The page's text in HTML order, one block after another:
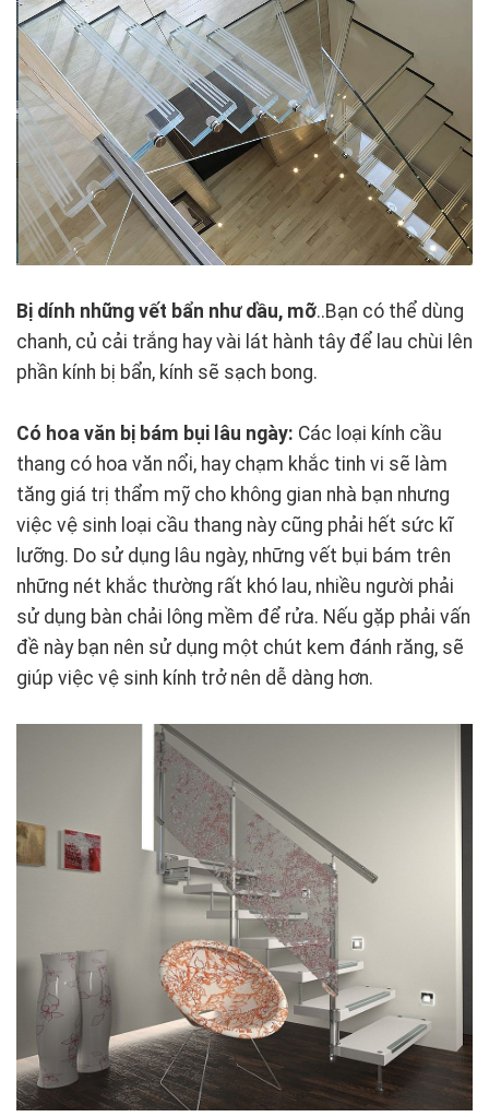
Bị dính những vết bẩn như dầu, mỡ..Bạn có thể dùng
chanh, củ cải trắng hay vài lát hành tây để lau chùi lên
phần kính bị bẩn, kính sẽ sạch bong.
Có hoa văn bị bám bụi lâu ngày: Các loại kính cầu
thang có hoa văn nổi, hay chạm khắc tinh vi sẽ làm
tăng giá trị thẩm mỹ cho không gian nhà bạn nhưng
việc vệ sinh loại cầu thang này cũng phải hết sức kĩ
lưỡng. Do sử dụng lâu ngày, những vết bụi bám trên
những nét khắc thường rất khó lau, nhiều người phải
sử dụng bàn chải lông mềm để rửa. Nếu gặp phải vấn
đề này bạn nên sử dụng một chút kem đánh răng, sẽ
giúp việc vệ sinh kính trở nên dễ dàng hơn.